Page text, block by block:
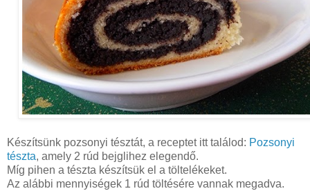
Készítsünk pozsonyi tésztát, a receptet itt találod: Pozsonyi
tészta, amely 2 rúd bejglihez elegendő.
Míg pihen a tészta készítsük el a töltelékeket.
Az alábbi mennyiségek 1 rúd töltésére vannak megadva.